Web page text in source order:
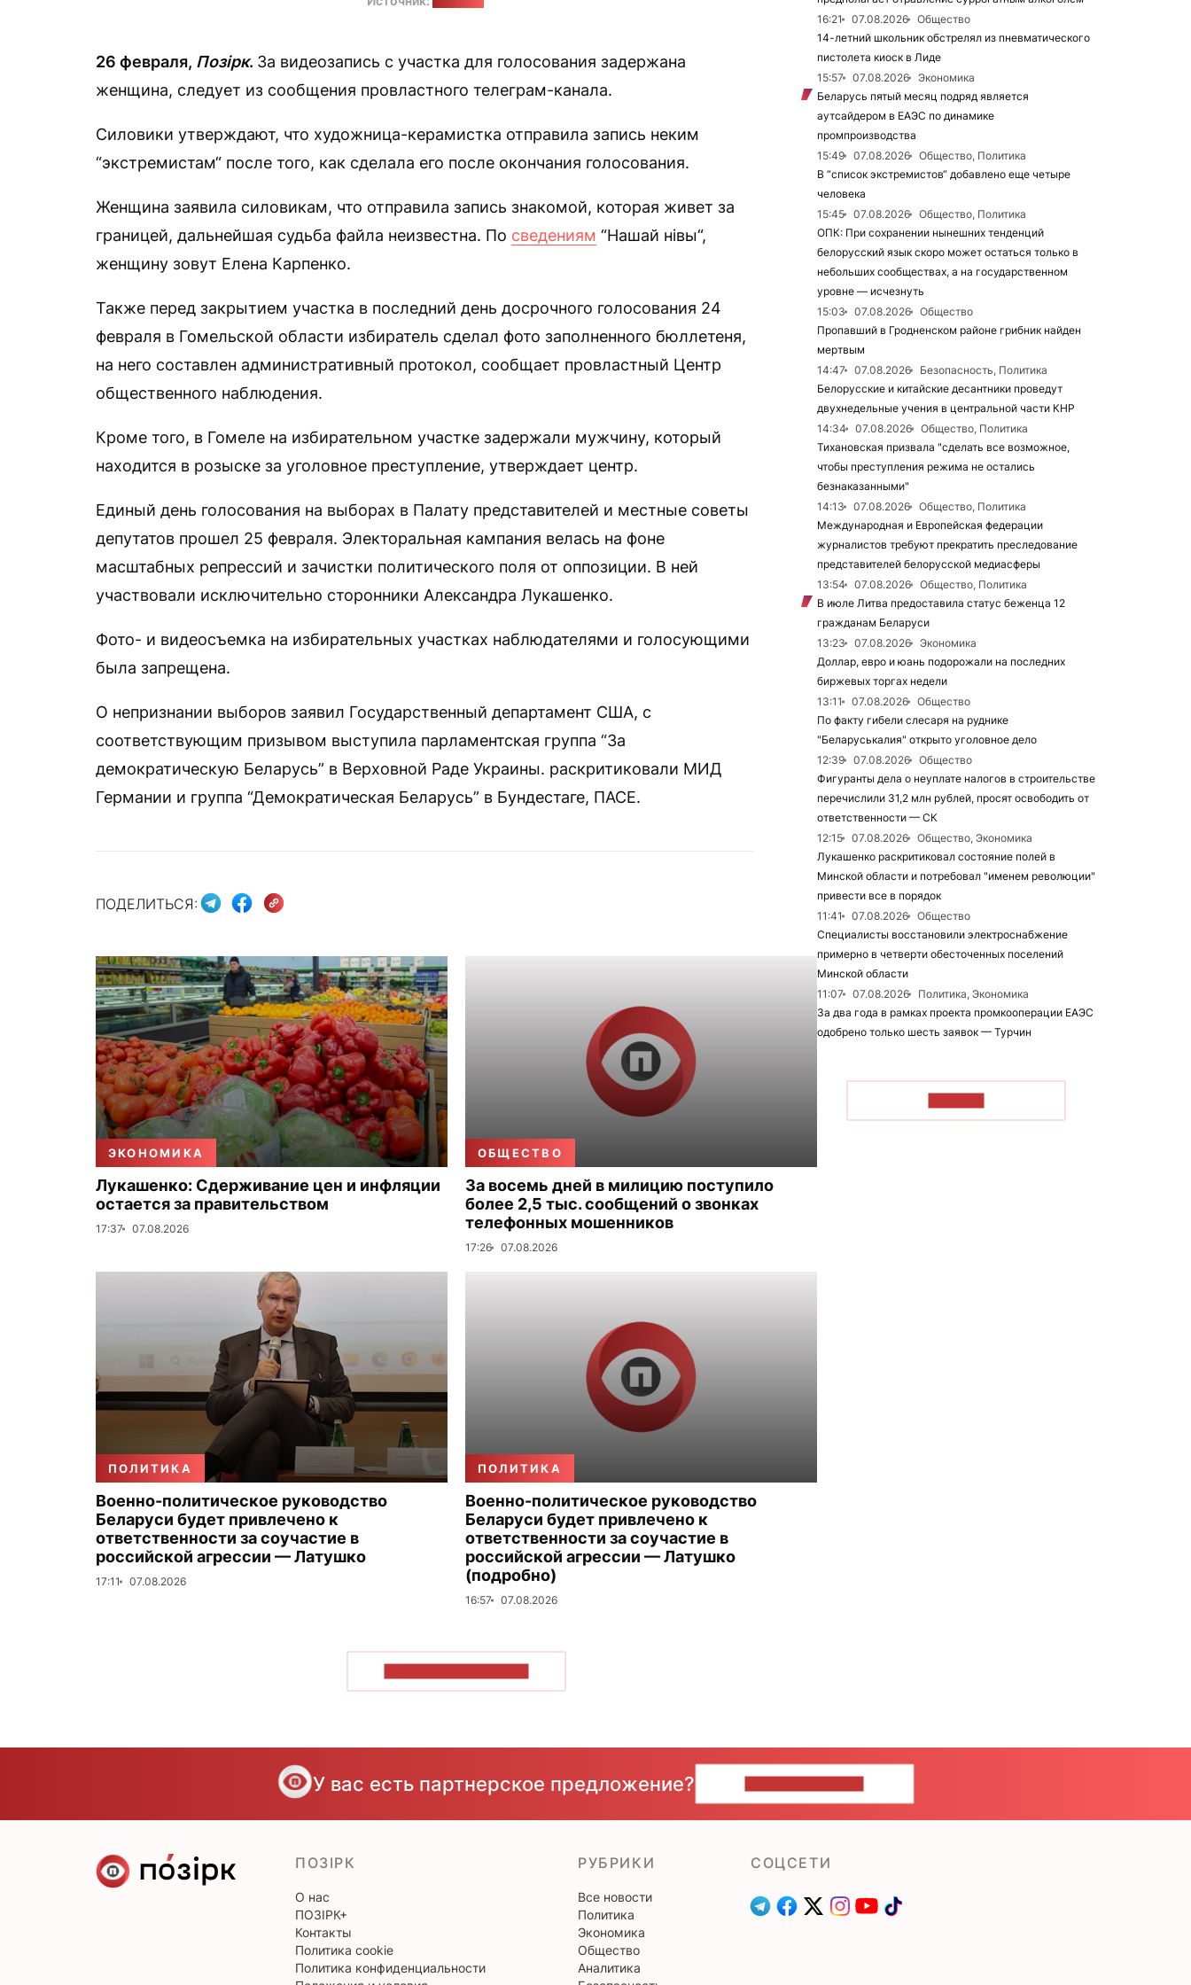
26 февраля, Позірк. За видеозапись с участка для голосования задержана
женщина, следует из сообщения провластного телеграм-канала.
Силовики утверждают, что художница-керамистка отправила запись неким
“экстремистам“ после того, как сделала его после окончания голосования.
Женщина заявила силовикам, что отправила запись знакомой, которая живет за
границей, дальнейшая судьба файла неизвестна. По сведениям “Нашай нівы“,
женщину зовут Елена Карпенко.
Также перед закрытием участка в последний день досрочного голосования 24
февраля в Гомельской области избиратель сделал фото заполненного бюллетеня,
на него составлен административный протокол, сообщает провластный Центр
общественного наблюдения.
Кроме того, в Гомеле на избирательном участке задержали мужчину, который
находится в розыске за уголовное преступление, утверждает центр.
Единый день голосования на выборах в Палату представителей и местные советы
депутатов прошел 25 февраля. Электоральная кампания велась на фоне
масштабных репрессий и зачистки политического поля от оппозиции. В ней
участвовали исключительно сторонники Александра Лукашенко.
Фото- и видеосъемка на избирательных участках наблюдателями и голосующими
была запрещена.
О непризнании выборов заявил Государственный департамент США, с
соответствующим призывом выступила парламентская группа “За
демократическую Беларусь” в Верховной Раде Украины. раскритиковали МИД
Германии и группа “Демократическая Беларусь” в Бундестаге, ПАСЕ.
ПОДЕЛИТЬСЯ:
ЭКОНОМИКА
Лукашенко: Сдерживание цен и инфляции
остается за правительством
17:37 07.08.2026
ОБЩЕСТВО
За восемь дней в милицию поступило
более 2,5 тыс. сообщений о звонках
телефонных мошенников
17:26 07.08.2026
ПОЛИТИКА
Военно-политическое руководство
Беларуси будет привлечено к
ответственности за соучастие в
российской агрессии — Латушко
17:11 07.08.2026
ПОЛИТИКА
Военно-политическое руководство
Беларуси будет привлечено к
ответственности за соучастие в
российской агрессии — Латушко
(подробно)
16:57 07.08.2026
16:21
07.08.2026
Общество
14-летний школьник обстрелял из пневматического
пистолета киоск в Лиде
15:57
07.08.2026
Экономика
Беларусь пятый месяц подряд является
аутсайдером в ЕАЭС по динамике
промпроизводства
15:49
07.08.2026
Общество, Политика
В “список экстремистов“ добавлено еще четыре
человека
15:45
07.08.2026
Общество, Политика
ОПК: При сохранении нынешних тенденций
белорусский язык скоро может остаться только в
небольших сообществах, а на государственном
уровне — исчезнуть
15:03
07.08.2026
Общество
Пропавший в Гродненском районе грибник найден
мертвым
14:47
07.08.2026
Безопасность, Политика
Белорусские и китайские десантники проведут
двухнедельные учения в центральной части КНР
14:34
07.08.2026
Общество, Политика
Тихановская призвала "сделать все возможное,
чтобы преступления режима не остались
безнаказанными"
14:13
07.08.2026
Общество, Политика
Международная и Европейская федерации
журналистов требуют прекратить преследование
представителей белорусской медиасферы
13:54
07.08.2026
Общество, Политика
В июле Литва предоставила статус беженца 12
гражданам Беларуси
13:23
07.08.2026
Экономика
Доллар, евро и юань подорожали на последних
биржевых торгах недели
13:11
07.08.2026
Общество
По факту гибели слесаря на руднике
"Беларуськалия" открыто уголовное дело
12:39
07.08.2026
Общество
Фигуранты дела о неуплате налогов в строительстве
перечислили 31,2 млн рублей, просят освободить от
ответственности — СК
12:15
07.08.2026
Общество, Экономика
Лукашенко раскритиковал состояние полей в
Минской области и потребовал "именем революции"
привести все в порядок
11:41
07.08.2026
Общество
Специалисты восстановили электроснабжение
примерно в четверти обесточенных поселений
Минской области
11:07
07.08.2026
Политика, Экономика
За два года в рамках проекта промкооперации ЕАЭС
одобрено только шесть заявок — Турчин
У вас есть партнерское предложение?
ПОЗІРК
О нас
ПОЗІРК+
Контакты
Политика cookie
Политика конфиденциальности
РУБРИКИ
Все новости
Политика
Экономика
Общество
Аналитика
CОЦСЕТИ